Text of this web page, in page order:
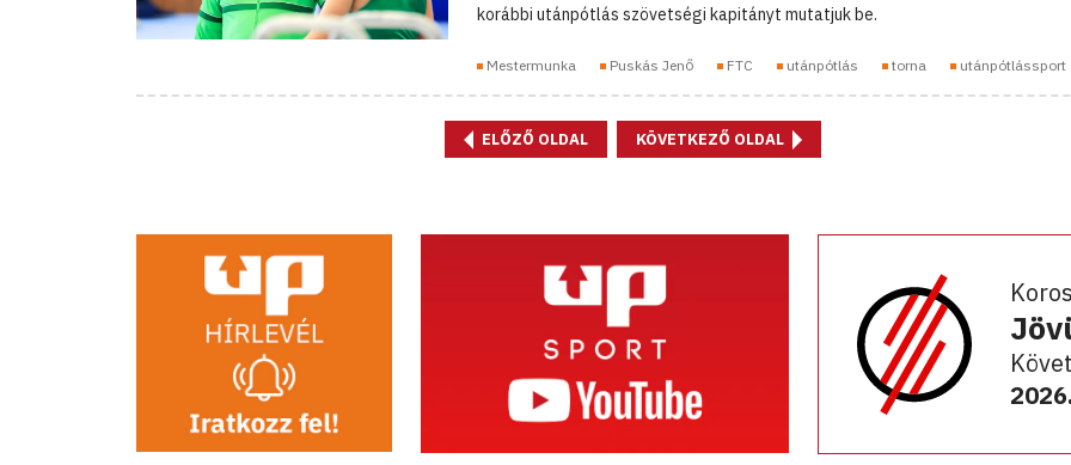
korábbi utánpótlás szövetségi kapitányt mutatjuk be.
Mestermunka Puskás Jenő FTC utánpótlás torna utánpótlássport
ELŐZŐ OLDAL KÖVETKEZŐ OLDAL